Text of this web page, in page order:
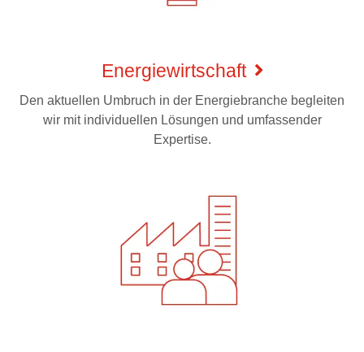
Energiewirtschaft
Den aktuellen Umbruch in der Energiebranche begleiten
wir mit individuellen Lösungen und umfassender
Expertise.